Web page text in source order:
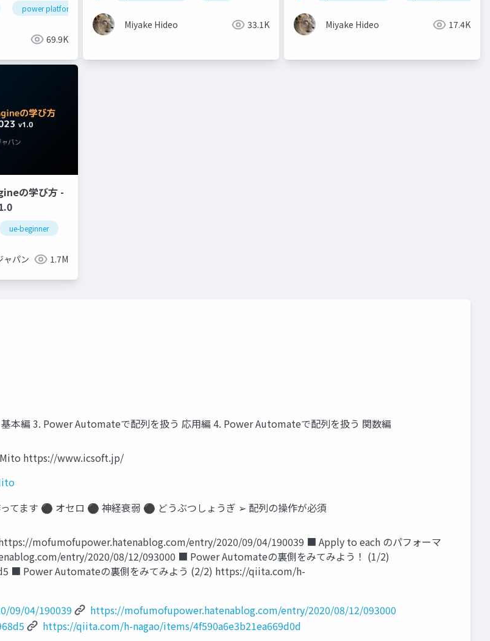
power platform
69.9K
Miyake Hideo 33.1K Miyake Hideo 17.4K
の学び方 -
ue-beginner
ャパン 1.7M
本編 3. Power Automateで配列を扱う 応用編 4. Power Automateで配列を扱う 関数編
https://www.icsoft.jp/
ます ⚫ オセロ ⚫ 神経衰弱 ⚫ どうぶつしょうぎ ➢ 配列の操作が必須
mofumofupower.hatenablog.com/entry/2020/09/04/190039 ■ Apply to each のパフォーマ
entry/2020/08/12/093000 ■ Power Automateの裏側をみてみよう！ (1/2)
■ Power Automateの裏側をみてみよう (2/2) https://qiita.com/h-
09/04/190039
https://mofumofupower.hatenablog.com/entry/2020/08/12/093000
https://qiita.com/h-nagao/items/4f590a6e3b21ea669d0d